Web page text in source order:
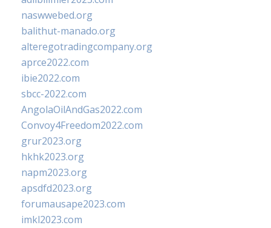
naswwebed.org
balithut-manado.org
alteregotradingcompany.org
aprce2022.com
ibie2022.com
sbcc-2022.com
AngolaOilAndGas2022.com
Convoy4Freedom2022.com
grur2023.org
hkhk2023.org
napm2023.org
apsdfd2023.org
forumausape2023.com
imkl2023.com